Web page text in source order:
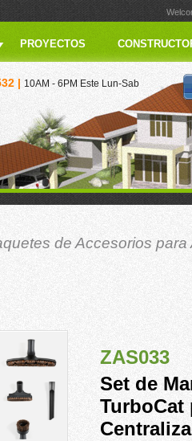
PROYECTOS
| 10AM - 6PM Este Lun-Sab
de Accesorios
ZAS033
Set de
TurboCat